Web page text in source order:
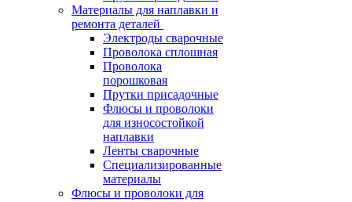
Материалы для наплавки и
ремонта деталей
Электроды сварочные
Проволока сплошная
Проволока
порошковая
Прутки присадочные
Флюсы и проволоки
для износостойкой
наплавки
Ленты сварочные
Специализированные
материалы
Флюсы и проволоки для